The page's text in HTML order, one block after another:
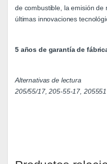
de combustible, la emisión de
últimas innovaciones
5 años de garantía de
Alternativas de lectura
205/55/17, 205-55-17,